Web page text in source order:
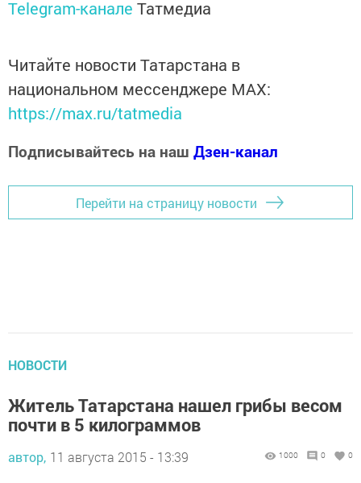
Telegram-канале Татмедиа
Читайте новости Татарстана в
национальном мессенджере MАХ:
https://max.ru/tatmedia
Подписывайтесь на наш Дзен-канал
Перейти на страницу новости
НОВОСТИ
Житель Татарстана нашел грибы весом
почти в 5 килограммов
автор, 11 августа 2015 - 13:39 1000 0 0